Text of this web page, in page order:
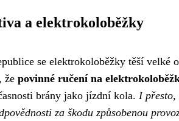
a elektrokoloběžky
se elektrokoloběžky těší
že povinné ručení na
brány jako jízdní kola. I přesto,
za škodu způsobenou